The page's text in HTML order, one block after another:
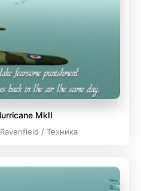
MkII
/ Техника